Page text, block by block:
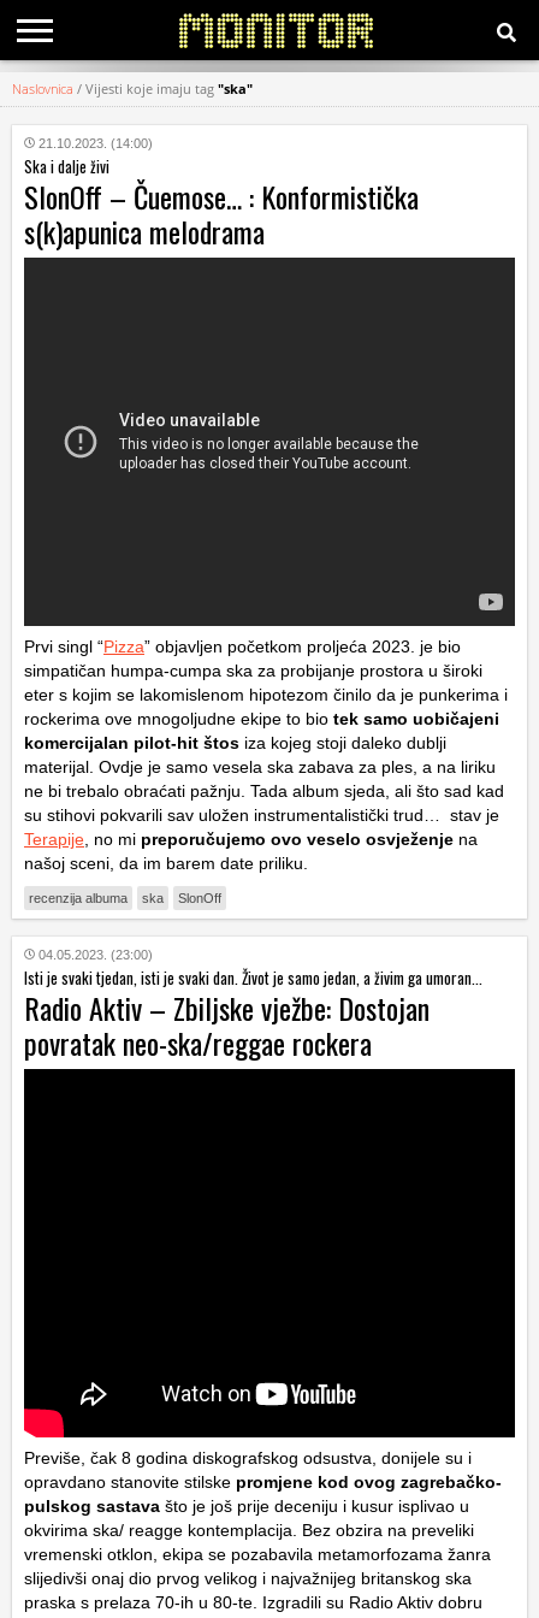
KATEGORIJE
HRVATSKI
WEB
Naslovnica / Vijesti koje imaju tag "ska"
21.10.2023. (14:00)
Ska i dalje živi
SlonOff – Čuemose… : Konformistička
s(k)apunica melodrama
Prvi singl “Pizza” objavljen početkom proljeća 2023. je bio
simpatičan humpa-cumpa ska za probijanje prostora u široki
eter s kojim se lakomislenom hipotezom činilo da je punkerima i
rockerima ove mnogoljudne ekipe to bio tek samo uobičajeni
komercijalan pilot-hit štos iza kojeg stoji daleko dublji
materijal. Ovdje je samo vesela ska zabava za ples, a na liriku
ne bi trebalo obraćati pažnju. Tada album sjeda, ali što sad kad
su stihovi pokvarili sav uložen instrumentalistički trud… stav je
Terapije , no mi preporučujemo ovo veselo osvježenje na
našoj sceni, da im barem date priliku.
recenzija albuma ska SlonOff
04.05.2023. (23:00)
Isti je svaki tjedan, isti je svaki dan. Život je samo jedan, a živim ga umoran...
Radio Aktiv – Zbiljske vježbe: Dostojan
povratak neo-ska/reggae rockera
Previše, čak 8 godina diskografskog odsustva, donijele su i
opravdano stanovite stilske promjene kod ovog zagrebačko-
pulskog sastava što je još prije deceniju i kusur isplivao u
okvirima ska/ reagge kontemplacija. Bez obzira na preveliki
vremenski otklon, ekipa se pozabavila metamorfozama žanra
slijedivši onaj dio prvog velikog i najvažnijeg britanskog ska
praska s prelaza 70-ih u 80-te. Izgradili su Radio Aktiv dobru